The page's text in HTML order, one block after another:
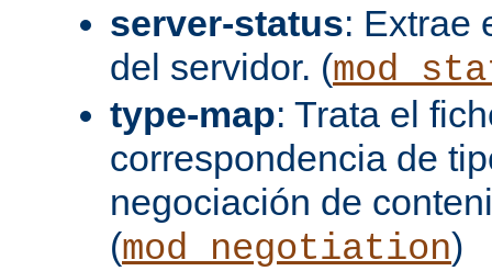
server-status: Extrae
del servidor. (
type-map: Trata el
correspondencia de
negociación de
(mod_negotiation)